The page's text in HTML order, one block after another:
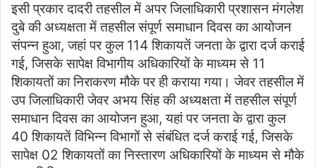
इसी प्रकार दादरी तहसील में अपर जिलाधिकारी प्रशासन मंगलेश
दुबे की अध्यक्षता में तहसील संपूर्ण समाधान दिवस का आयोजन
संपन्न हुआ, जहां पर कुल 114 शिकायतें जनता के द्वारा दर्ज कराई
गई, जिसके सापेक्ष विभागीय अधिकारियों के माध्यम से 11
शिकायतों का निराकरण मौके पर ही कराया गया। जेवर तहसील में
उप जिलाधिकारी जेवर अभय सिंह की अध्यक्षता में तहसील संपूर्ण
समाधान दिवस का आयोजन हुआ, यहां पर जनता के द्वारा कुल
40 शिकायतें विभिन्न विभागों से संबंधित दर्ज कराई गई, जिसके
सापेक्ष 02 शिकायतों का निस्तारण अधिकारियों के माध्यम से मौके